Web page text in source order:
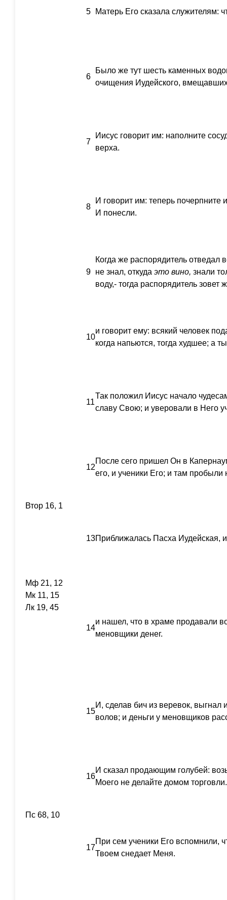
5 Матерь Его сказала служителям:
6
Было же тут шесть каменных
очищения Иудейского,
7
Иисус говорит им: наполните
верха.
8
И говорит им: теперь почерпните
И понесли.
9
Когда же распорядитель
не знал, откуда это вино, знали
воду,- тогда распорядитель зовет
10
и говорит ему: всякий человек
когда напьются, тогда худшее; а
11
Так положил Иисус начало
славу Свою; и уверовали в Него
12
После сего пришел Он в
его, и ученики Его; и там пробыли
Втор 16, 1
13Приближалась Пасха Иудейская,
Мф 21, 12
Мк 11, 15
Лк 19, 45
14
и нашел, что в храме продавали
меновщики денег.
15
И, сделав бич из веревок, выгнал
волов; и деньги у меновщиков
16
И сказал продающим голубей:
Моего не делайте домом торговли.
Пс 68, 10
17
При сем ученики Его вспомнили,
Твоем снедает Меня.